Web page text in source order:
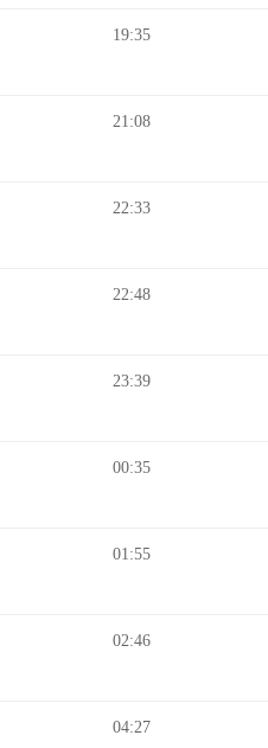
19:35
21:08
22:33
22:48
23:39
00:35
01:55
02:46
04:27